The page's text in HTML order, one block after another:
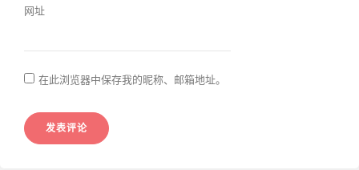
网址
在此浏览器中保存我的昵称、邮箱地址。